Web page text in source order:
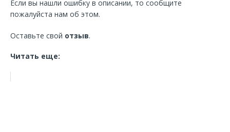
Если вы нашли ошибку в описании, то сообщите
пожалуйста нам об этом.
Оставьте свой отзыв.
Читать еще: